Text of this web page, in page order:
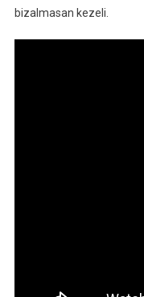
bizalmasan kezeli.